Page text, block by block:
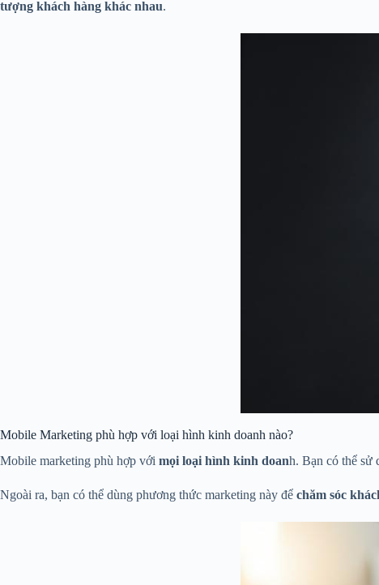
tượng khách hàng khác nhau.
Mobile Marketing phù hợp với loại hình kinh doanh nào?
Mobile marketing phù hợp với mọi loại hình kinh doanh. Bạn có thể sử
Ngoài ra, bạn có thể dùng phương thức marketing này để chăm sóc